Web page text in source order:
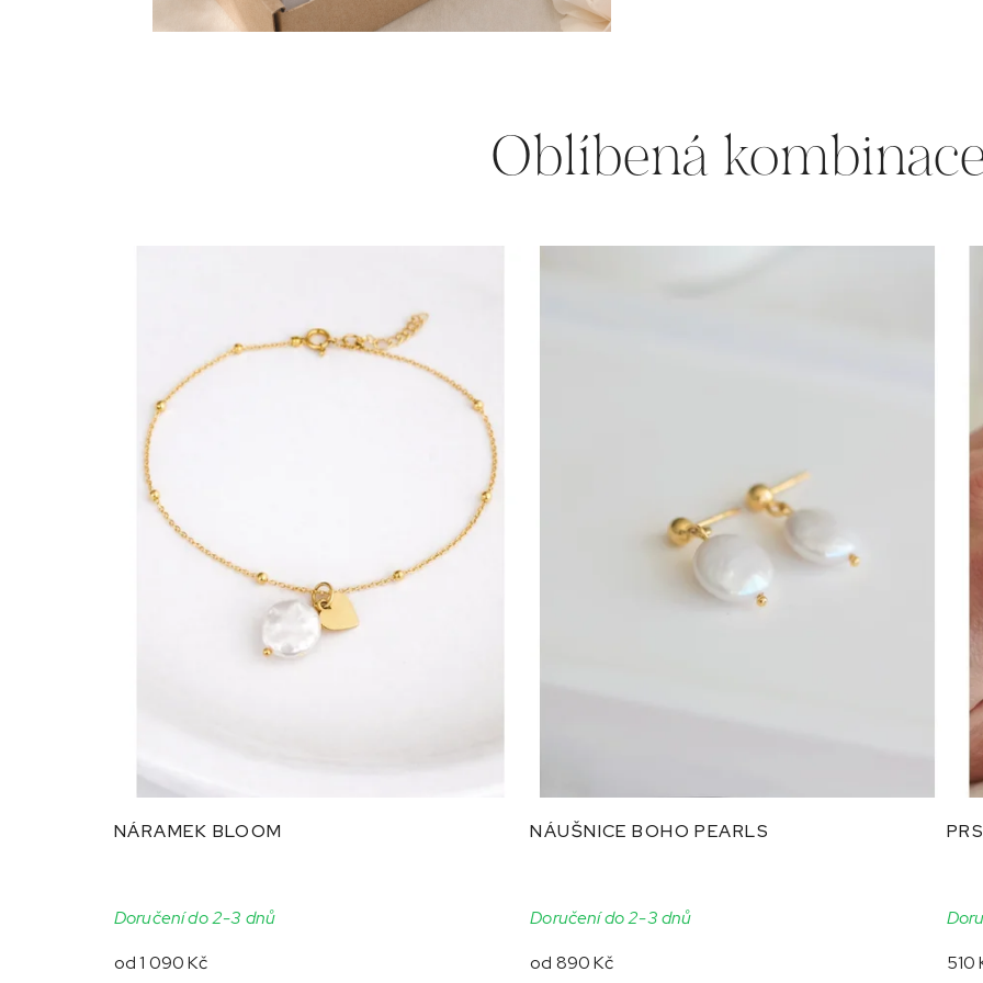
Oblíbená
NÁRAMEK BLOOM
Doručení do 2-3 dnů
od1 090 Kč
NÁUŠNICE BOHO PEARLS
Doručení do 2-3 dnů
od 890 Kč
510